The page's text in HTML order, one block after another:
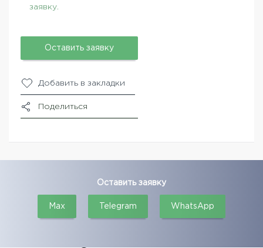
заявку.
Оставить заявку
Добавить в закладки
Поделиться
Оставить заявку
Max Telegram WhatsApp